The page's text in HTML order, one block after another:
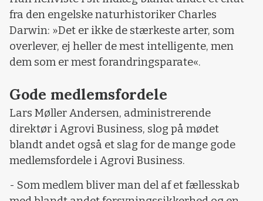
fra den engelske naturhistoriker Charles
Darwin: »Det er ikke de stærkeste arter, som
overlever, ej heller de mest intelligente, men
dem som er mest forandringsparate«.
Gode medlemsfordele
Lars Møller Andersen, administrerende
direktør i Agrovi Business, slog på mødet
blandt andet også et slag for de mange gode
medlemsfordele i Agrovi Business.
- Som medlem bliver man del af et fællesskab